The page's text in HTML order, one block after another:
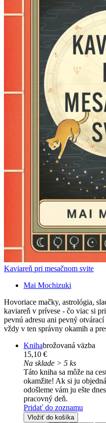
Kaviareň pri mesačnom svite
Mai Mochizuki
Hovoriace mačky, astrológia,
kaviareň v prívese - čo viac si
pevnú adresu ani pevný
vždy v ten správny okamih a
Knihabrožovaná väzba
15,10 €
Na sklade > 5 ks
Táto kniha sa môže na
okamžite! Ak si ju
odošleme vám ju ešte
pracovný deň.
Pridať do zoznamu
Vložiť do košíka